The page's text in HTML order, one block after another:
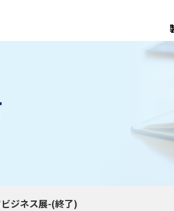
ジネス展-(終了)